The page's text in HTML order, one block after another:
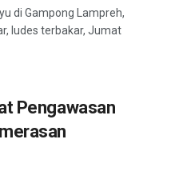
di Gampong Lampreh,
ludes terbakar, Jumat
Pengawasan